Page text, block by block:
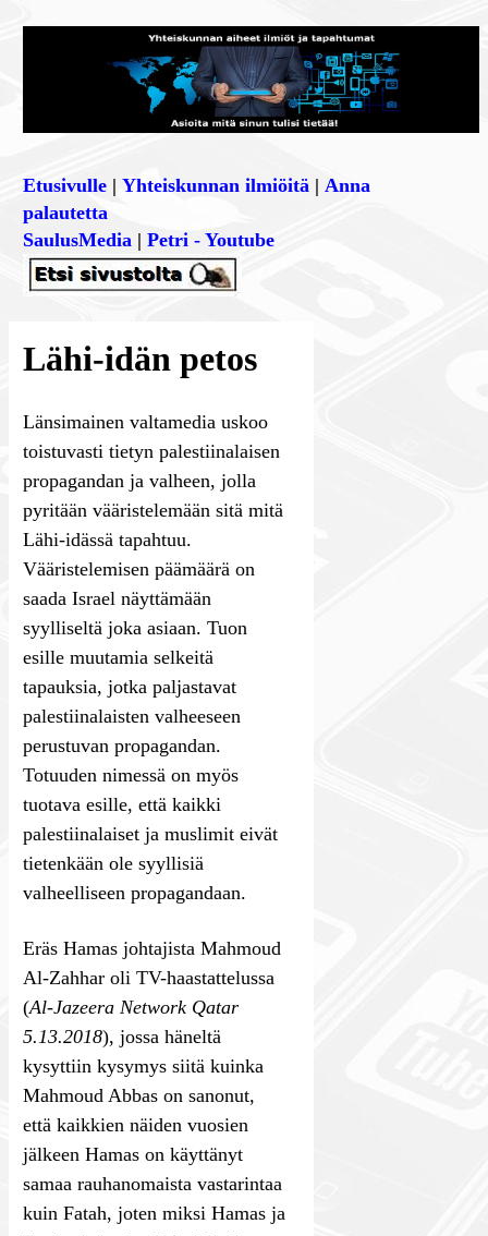
Etusivulle |Yhteiskunnan ilmiöitä |Anna
palautetta
SaulusMedia |Petri - Youtube
Lähi-idän petos
Länsimainen valtamedia uskoo
toistuvasti tietyn palestiinalaisen
propagandan ja valheen, jolla
pyritään vääristelemään sitä mitä
Lähi-idässä tapahtuu.
Vääristelemisen päämäärä on
saada Israel näyttämään
syylliseltä joka asiaan. Tuon
esille muutamia selkeitä
tapauksia, jotka paljastavat
palestiinalaisten valheeseen
perustuvan propagandan.
Totuuden nimessä on myös
tuotava esille, että kaikki
palestiinalaiset ja muslimit eivät
tietenkään ole syyllisiä
valheelliseen propagandaan.
Eräs Hamas johtajista Mahmoud
Al-Zahhar oli TV-haastattelussa
(Al-Jazeera Network Qatar
5.13.2018), jossa häneltä
kysyttiin kysymys siitä kuinka
Mahmoud Abbas on sanonut,
että kaikkien näiden vuosien
jälkeen Hamas on käyttänyt
samaa rauhanomaista vastarintaa
kuin Fatah, joten miksi Hamas ja